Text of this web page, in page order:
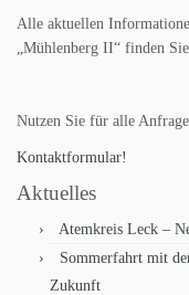
Alle aktuellen
„Mühlenberg II“ finden
Nutzen Sie für alle
Kontaktformular!
Aktuelles
Atemkreis Leck –
Sommerfahrt mit
Zukunft